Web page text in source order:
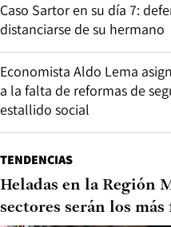
Caso Sartor en su día 7:
distanciarse de su hermano
Economista Aldo Lema
a la falta de reformas de
estallido social
TENDENCIAS
Heladas en la Región
sectores serán los